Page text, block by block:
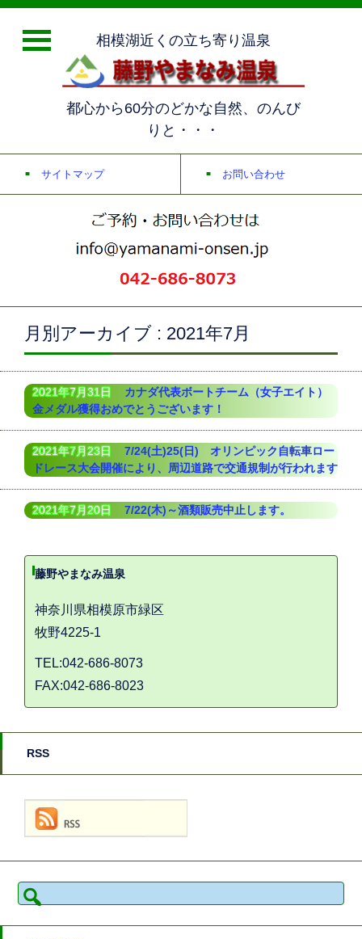
相模湖近くの立ち寄り温泉
都心から60分のどかな自然、のんび
りと・・・
サイトマップ お問い合わせ
月別アーカイブ : 2021年7月
2021年7月31日 カナダ代表ボートチーム（⼥⼦エイト）
金メダル獲得おめでとうございます！
2021年7月23日 7/24(土)25(日) オリンピック自転車ロー
ドレース大会開催により、周辺道路で交通規制が行われます
2021年7月20日 7/22(木)～酒類販売中止します。
藤野やまなみ温泉
神奈川県相模原市緑区
牧野4225-1
TEL:042-686-8073
FAX:042-686-8023
RSS
検
索: